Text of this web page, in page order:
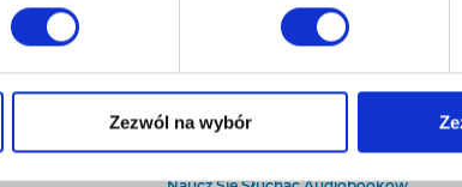
jeśli jesteś naszym Użytkownikiem.
Zezwól na wybór
Baza wiedzy
Który Format Ebooka Wybrać?